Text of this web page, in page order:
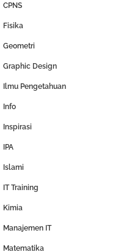
CPNS
Fisika
Geometri
Graphic Design
Ilmu Pengetahuan
Info
Inspirasi
IPA
Islami
IT Training
Kimia
Manajemen IT
Matematika